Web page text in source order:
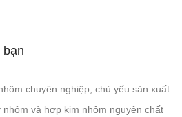
bạn
chuyên nghiệp, chủ yếu sản xuất
và hợp kim nhôm nguyên chất